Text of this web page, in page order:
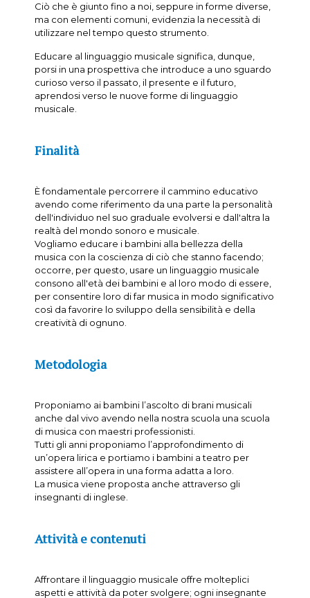
Ciò che è giunto fino a noi, seppure in forme diverse,
ma con elementi comuni, evidenzia la necessità di
utilizzare nel tempo questo strumento.
Educare al linguaggio musicale significa, dunque,
porsi in una prospettiva che introduce a uno sguardo
curioso verso il passato, il presente e il futuro,
aprendosi verso le nuove forme di linguaggio
musicale.
Finalità
È fondamentale percorrere il cammino educativo
avendo come riferimento da una parte la personalità
dell'individuo nel suo graduale evolversi e dall'altra la
realtà del mondo sonoro e musicale.
Vogliamo educare i bambini alla bellezza della
musica con la coscienza di ciò che stanno facendo;
occorre, per questo, usare un linguaggio musicale
consono all'età dei bambini e al loro modo di essere,
per consentire loro di far musica in modo significativo
così da favorire lo sviluppo della sensibilità e della
creatività di ognuno.
Metodologia
Proponiamo ai bambini l’ascolto di brani musicali
anche dal vivo avendo nella nostra scuola una scuola
di musica con maestri professionisti.
Tutti gli anni proponiamo l’approfondimento di
un’opera lirica e portiamo i bambini a teatro per
assistere all’opera in una forma adatta a loro.
La musica viene proposta anche attraverso gli
insegnanti di inglese.
Attività e contenuti
Affrontare il linguaggio musicale offre molteplici
aspetti e attività da poter svolgere; ogni insegnante